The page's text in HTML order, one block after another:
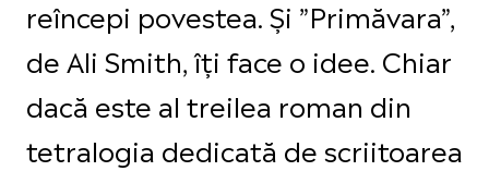
reîncepi povestea. Și ”Primăvara”,
de Ali Smith, îți face o idee. Chiar
dacă este al treilea roman din
tetralogia dedicată de scriitoarea